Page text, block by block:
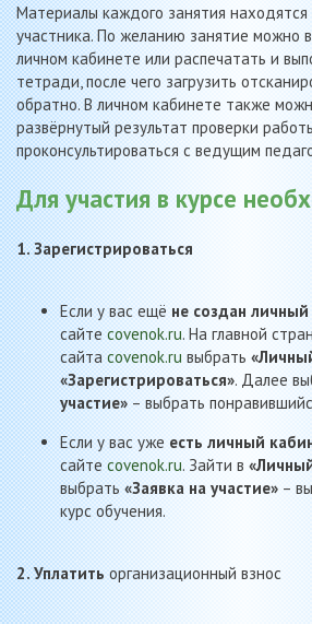
Материалы каждого занятия
участника. По желанию занятие можно
личном кабинете или распечатать и
тетради, после чего загрузить
обратно. В личном кабинете также
развёрнутый результат проверки
проконсультироваться с ведущим
Для участия в курсе
1. Зарегистрироваться
Если у вас ещё не создан
сайте covenok.ru. На главной
сайта covenok.ru выбрать
«Зарегистрироваться». Далее
участие» – выбрать
Если у вас уже есть личный
сайте covenok.ru. Зайти в
выбрать «Заявка на участие» –
курс обучения.
2. Уплатить организационный взнос